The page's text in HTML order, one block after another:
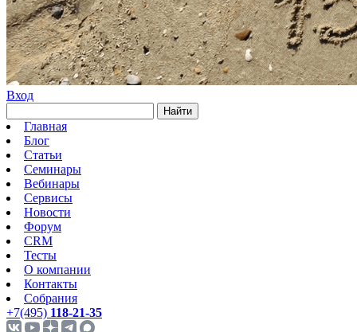
Вход
Найти
Главная
Блог
Статьи
Семинары
Вебинары
Сервисы
Новости
Форум
CRM
Тесты
О компании
Контакты
Собрания
+7(495) 118-21-35